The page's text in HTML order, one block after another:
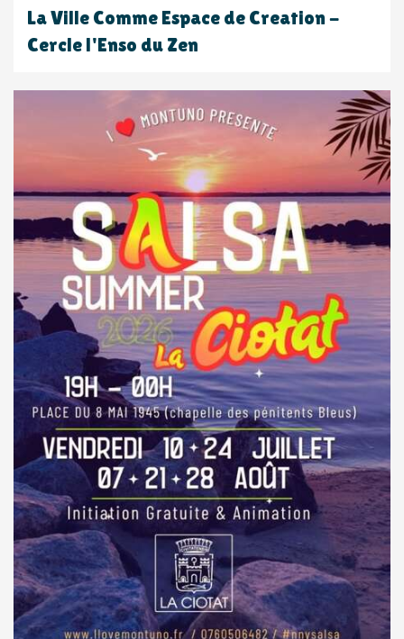
La Ville Comme Espace de Creation -
Cercle l'Enso du Zen